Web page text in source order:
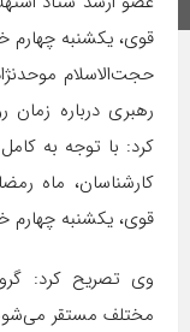
اینستاگرام
قوی، یکشنبه چهارم
حجت‌الاسلام
رهبری درباره
کرد: با توجه به
قوی، یکشنبه چهارم
وی تصریح کرد:
مختلف مستقر